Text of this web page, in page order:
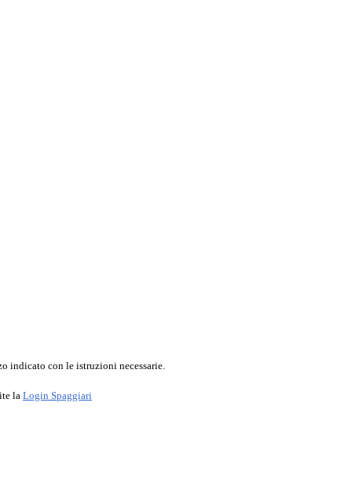
indicato con le istruzioni necessarie.
la Login Spaggiari